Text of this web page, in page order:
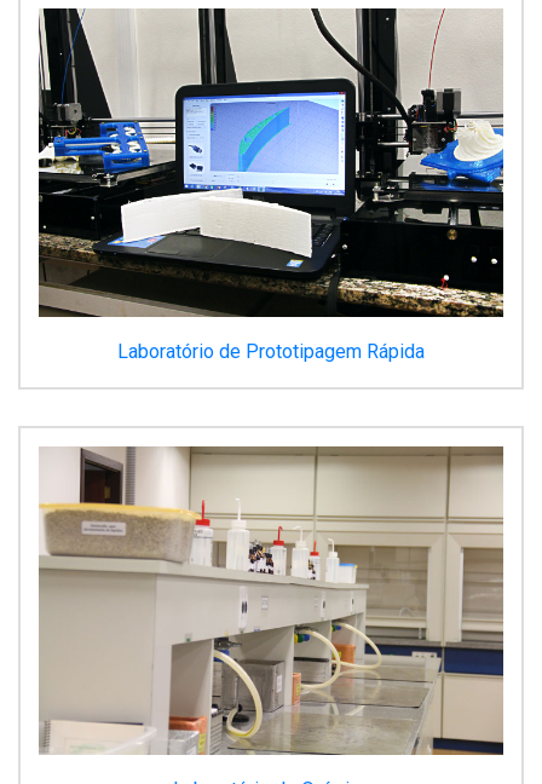
Laboratório de Prototipagem Rápida